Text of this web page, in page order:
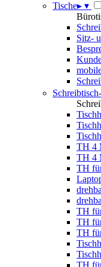
Tische▸ ▾
Sitz-
TH 4
TH 4
TH
TH
TH
TH
TH